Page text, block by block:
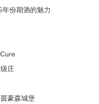
份期酒的魅力
庄
豪森城堡